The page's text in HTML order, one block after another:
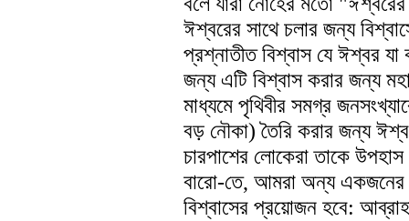
ঈশ্বরের সাথে চলার জন্য
প্রশ্নাতীত বিশ্বাস যে ঈশ্বর
জন্য এটি বিশ্বাস করার জন্য
মাধ্যমে পৃথিবীর সমগ্র
বড় নৌকা) তৈরি করার জন্য
চারপাশের লোকেরা তাকে
বারো-তে, আমরা অন্য একজনের
বিশ্বাসের প্রয়োজন হবে: